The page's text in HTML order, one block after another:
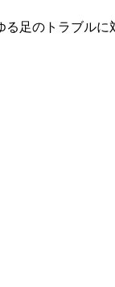
足のトラブルに